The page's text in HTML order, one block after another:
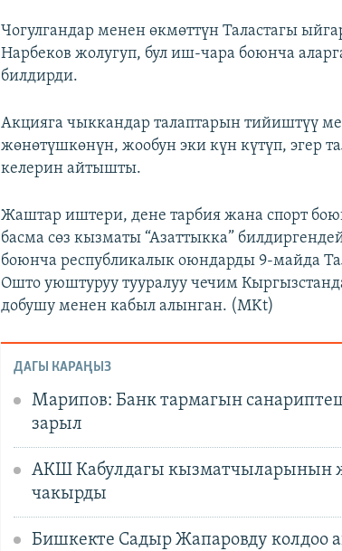
Чогулгандар менен өкмөттүн Таластагы
Нарбеков жолугуп, бул иш-чара боюнча
билдирди.
Акцияга чыккандар талаптарын тийиштүү
жөнөтүшкөнүн, жообун эки күн күтүп, эгер
келерин айтышты.
Жаштар иштери, дене тарбия жана спорт
басма сөз кызматы “Азаттыкка”
боюнча республикалык оюндарды 9-майда
Ошто уюштуруу тууралуу чечим
добушу менен кабыл алынган. (MKt)
ДАГЫ КАРАҢЫЗ
Марипов: Банк тармагын
зарыл
АКШ Кабулдагы кызматчыларынын
чакырды
Бишкекте Садыр Жапаровду колдоо